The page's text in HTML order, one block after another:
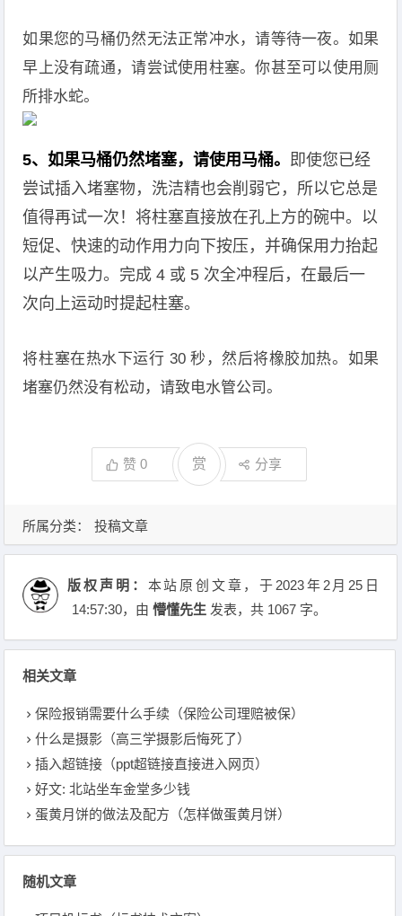
如果您的马桶仍然无法正常冲水，请等待一夜。如果
早上没有疏通，请尝试使用柱塞。你甚至可以使用厕
所排水蛇。
5、如果马桶仍然堵塞，请使用马桶。 即使您已经
尝试插入堵塞物，洗洁精也会削弱它，所以它总是
值得再试一次！将柱塞直接放在孔上方的碗中。以
短促、快速的动作用力向下按压，并确保用力抬起
以产生吸力。完成 4 或 5 次全冲程后，在最后一
次向上运动时提起柱塞。
将柱塞在热水下运行 30 秒，然后将橡胶加热。如果
堵塞仍然没有松动，请致电水管公司。
赞0 赏 分享
所属分类： 投稿文章
版权声明： 本站原创文章，于2023年2月25日
14:57:30，由懵懂先生 发表，共 1067 字。
相关文章
保险报销需要什么手续（保险公司理赔被保）
什么是摄影（高三学摄影后悔死了）
插入超链接（ppt超链接直接进入网页）
好文: 北站坐车金堂多少钱
蛋黄月饼的做法及配方（怎样做蛋黄月饼）
随机文章